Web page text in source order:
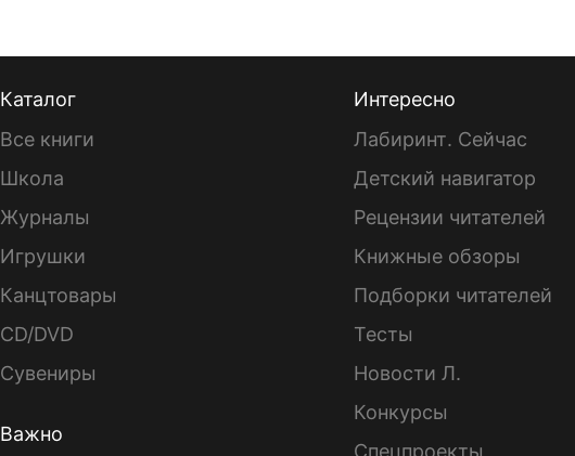
Каталог
Все книги
Школа
Журналы
Игрушки
Канцтовары
CD/DVD
Сувениры
Важно
Интересно
Лабиринт. Сейчас
Детский навигатор
Рецензии читателей
Книжные обзоры
Подборки читателей
Тесты
Новости Л.
Конкурсы
Спецпроекты